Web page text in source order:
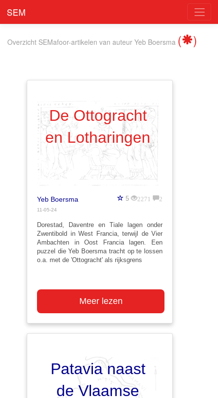
SEM
Overzicht SEMafoor-artikelen van auteur Yeb Boersma ( )
De Ottogracht
en Lotharingen
Yeb Boersma
11-05-24
5 2271 2
Dorestad, Daventre en Tiale lagen onder
Zwentibold in West Francia, terwijl de Vier
Ambachten in Oost Francia lagen. Een
puzzel die Yeb Boersma tracht op te lossen
o.a. met de 'Ottogracht' als rijksgrens
Meer lezen
Patavia naast
de Vlaamse